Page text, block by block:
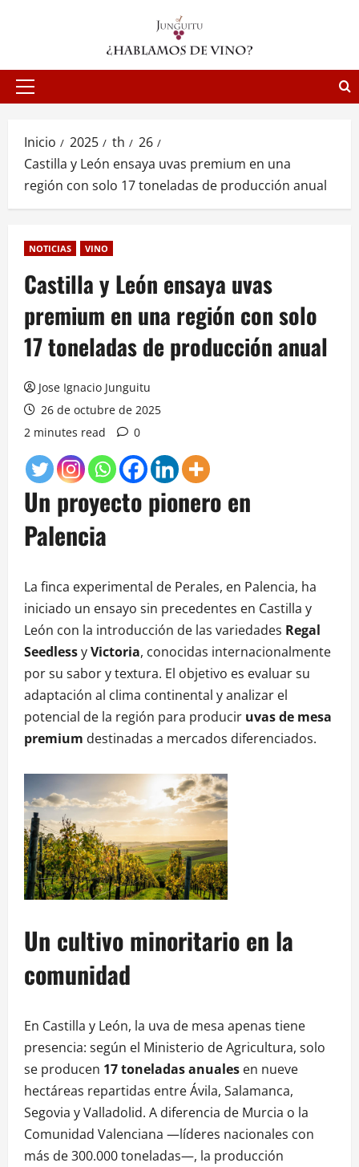
Menú
Inicio 2025 th
26
Castilla y León ensaya uvas premium en una
región con solo 17 toneladas de producción anual
NOTICIAS VINO
Castilla y León ensaya uvas
premium en una región con solo
17 toneladas de producción anual
Jose Ignacio Junguitu
26 de octubre de 2025
2 minutes read
0
Un proyecto pionero en
Palencia
La finca experimental de Perales, en Palencia, ha
iniciado un ensayo sin precedentes en Castilla y
León con la introducción de las variedades Regal
SeedlessyVictoria, conocidas internacionalmente
por su sabor y textura. El objetivo es evaluar su
adaptación al clima continental y analizar el
potencial de la región para producir uvas de mesa
premium destinadas a mercados diferenciados.
Un cultivo minoritario en la
comunidad
En Castilla y León, la uva de mesa apenas tiene
presencia: según el Ministerio de Agricultura, solo
se producen 17 toneladas anuales en nueve
hectáreas repartidas entre Ávila, Salamanca,
Segovia y Valladolid. A diferencia de Murcia o la
Comunidad Valenciana —líderes nacionales con
más de 300.000 toneladas—, la producción